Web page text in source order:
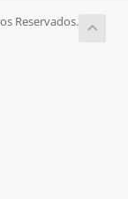
Reservados.